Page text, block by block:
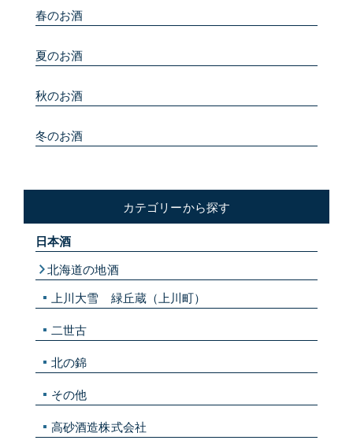
春のお酒
夏のお酒
秋のお酒
冬のお酒
カテゴリーから探す
日本酒
北海道の地酒
上川大雪 緑丘蔵（上川町）
二世古
北の錦
その他
高砂酒造株式会社